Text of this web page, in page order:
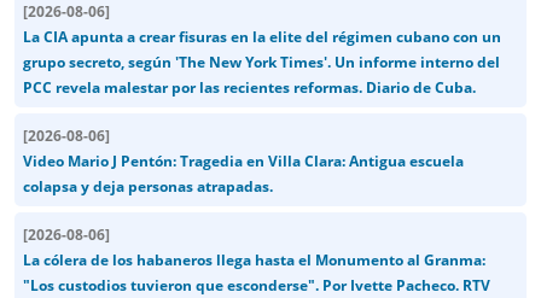
[2026-08-06]
La CIA apunta a crear fisuras en la elite del régimen cubano con un
grupo secreto, según 'The New York Times'. Un informe interno del
PCC revela malestar por las recientes reformas. Diario de Cuba.
[2026-08-06]
Video Mario J Pentón: Tragedia en Villa Clara: Antigua escuela
colapsa y deja personas atrapadas.
[2026-08-06]
La cólera de los habaneros llega hasta el Monumento al Granma:
"Los custodios tuvieron que esconderse". Por Ivette Pacheco. RTV